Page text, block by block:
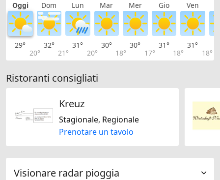
Oggi Dom Lun Mar Mer Gio Ven
29°
20°
32°
21°
31°
20°
30°
18°
30°
17°
31°
18°
31°
18°
Ristoranti consigliati
Kreuz
Stagionale, Regionale
Prenotare un tavolo
Visionare radar pioggia